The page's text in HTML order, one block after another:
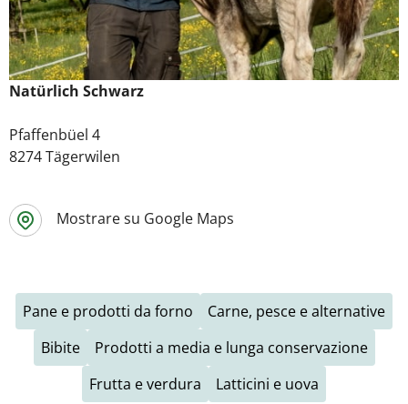
Natürlich Schwarz
Pfaffenbüel 4
8274 Tägerwilen
Mostrare su Google Maps
Pane e prodotti da forno
Carne, pesce e alternative
Bibite
Prodotti a media e lunga conservazione
Frutta e verdura
Latticini e uova